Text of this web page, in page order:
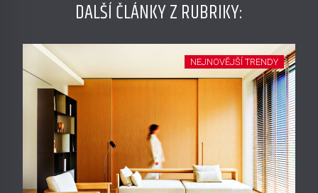
DALŠÍ ČLÁNKY Z RUBRIKY:
NEJNOVĚJŠÍ TRENDY